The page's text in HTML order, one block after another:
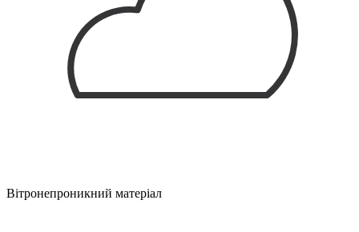
Вітронепроникний матеріал